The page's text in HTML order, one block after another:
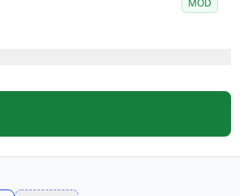
MOD